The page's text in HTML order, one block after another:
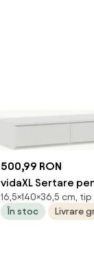
500,99 RON
vidaXL Sertare
x 16,5 cm Lemn
16,5×140×36,5 cm,
În stoc
Livrare